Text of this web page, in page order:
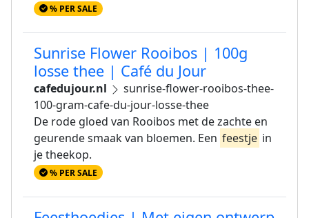
% PER SALE
Sunrise Flower Rooibos | 100g
losse thee | Café du Jour
cafedujour.nl
sunrise-flower-rooibos-thee-
100-gram-cafe-du-jour-losse-thee
De rode gloed van Rooibos met de zachte en
geurende smaak van bloemen. Een feestje in
je theekop.
% PER SALE